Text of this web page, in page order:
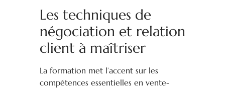
Les techniques de
négociation et relation
client à maîtriser
La formation met l’accent sur les
compétences essentielles en vente-